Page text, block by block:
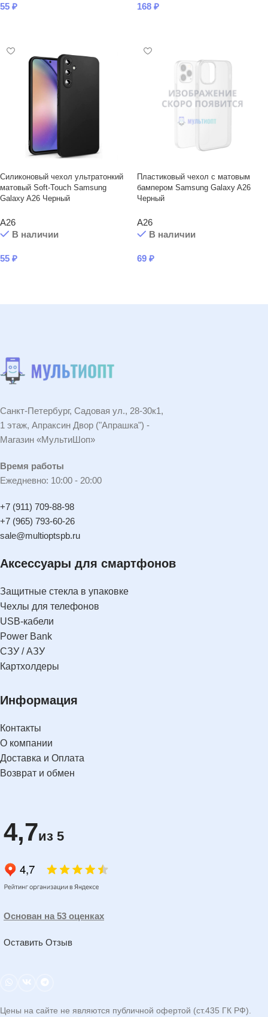
55 ₽ 168 ₽
Силиконовый чехол ультратонкий
матовый Soft-Touch Samsung
Galaxy A26 Черный
A26
В наличии
55 ₽
Пластиковый чехол с матовым
бампером Samsung Galaxy A26
Черный
A26
В наличии
69 ₽
Санкт-Петербург, Садовая ул., 28-30к1,
1 этаж, Апраксин Двор ("Апрашка") -
Магазин «МультиШоп»
Время работы
Ежедневно: 10:00 - 20:00
+7 (911) 709-88-98
+7 (965) 793-60-26
sale@multioptspb.ru
Аксессуары для смартфонов
Защитные стекла в упаковке
Чехлы для телефонов
USB-кабели
Power Bank
СЗУ / АЗУ
Картхолдеры
Информация
Контакты
О компании
Доставка и Оплата
Возврат и обмен
4,7из 5
Основан на 53 оценках
Оставить Отзыв
Цены на сайте не являются публичной офертой (ст.435 ГК РФ).